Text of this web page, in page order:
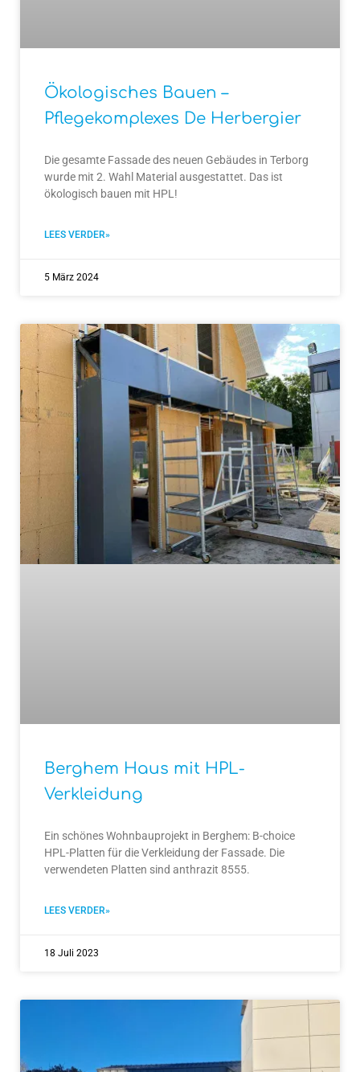
Ökologisches Bauen –
Pflegekomplexes De Herbergier
Die gesamte Fassade des neuen Gebäudes in Terborg
wurde mit 2. Wahl Material ausgestattet. Das ist
ökologisch bauen mit HPL!
LEES VERDER»
5 März 2024
Berghem Haus mit HPL-
Verkleidung
Ein schönes Wohnbauprojekt in Berghem: B-choice
HPL-Platten für die Verkleidung der Fassade. Die
verwendeten Platten sind anthrazit 8555.
LEES VERDER»
18 Juli 2023